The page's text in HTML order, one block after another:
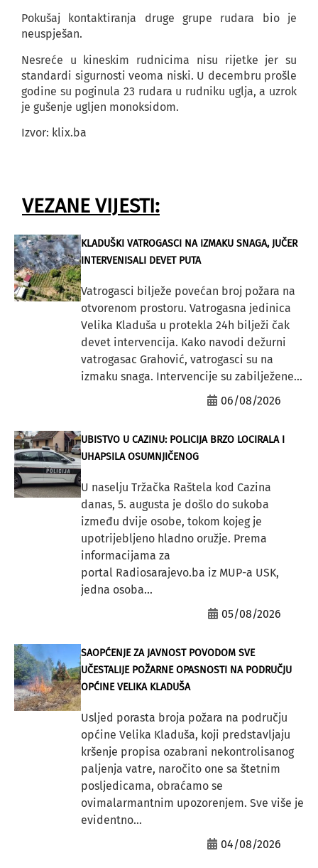
Pokušaj kontaktiranja druge grupe rudara bio je
neuspješan.
Nesreće u kineskim rudnicima nisu rijetke jer su
standardi sigurnosti veoma niski. U decembru prošle
godine su poginula 23 rudara u rudniku uglja, a uzrok
je gušenje ugljen monoksidom.
Izvor: klix.ba
VEZANE VIJESTI:
KLADUŠKI VATROGASCI NA IZMAKU SNAGA, JUČER
INTERVENISALI DEVET PUTA
Vatrogasci bilježe povećan broj požara na
otvorenom prostoru. Vatrogasna jedinica
Velika Kladuša u protekla 24h bilježi čak
devet intervencija. Kako navodi dežurni
vatrogasac Grahović, vatrogasci su na
izmaku snaga. Intervencije su zabilježene...
06/08/2026
UBISTVO U CAZINU: POLICIJA BRZO LOCIRALA I
UHAPSILA OSUMNJIČENOG
U naselju Tržačka Raštela kod Cazina
danas, 5. augusta je došlo do sukoba
između dvije osobe, tokom kojeg je
upotrijebljeno hladno oružje. Prema
informacijama za
portal Radiosarajevo.ba iz MUP-a USK,
jedna osoba...
05/08/2026
SAOPĆENJE ZA JAVNOST POVODOM SVE
UČESTALIJE POŽARNE OPASNOSTI NA PODRUČJU
OPĆINE VELIKA KLADUŠA
Usljed porasta broja požara na području
općine Velika Kladuša, koji predstavljaju
kršenje propisa ozabrani nekontrolisanog
paljenja vatre, naročito one sa štetnim
posljedicama, obraćamo se
ovimalarmantnim upozorenjem. Sve više je
evidentno...
04/08/2026